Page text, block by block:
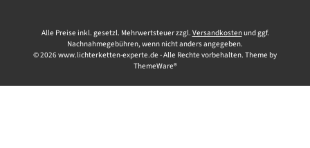
Alle Preise inkl. gesetzl. Mehrwertsteuer zzgl. Versandkostenund ggf.
Nachnahmegebühren, wenn nicht anders angegeben.
© 2026 www.lichterketten-experte.de - Alle Rechte vorbehalten. Theme by
ThemeWare®